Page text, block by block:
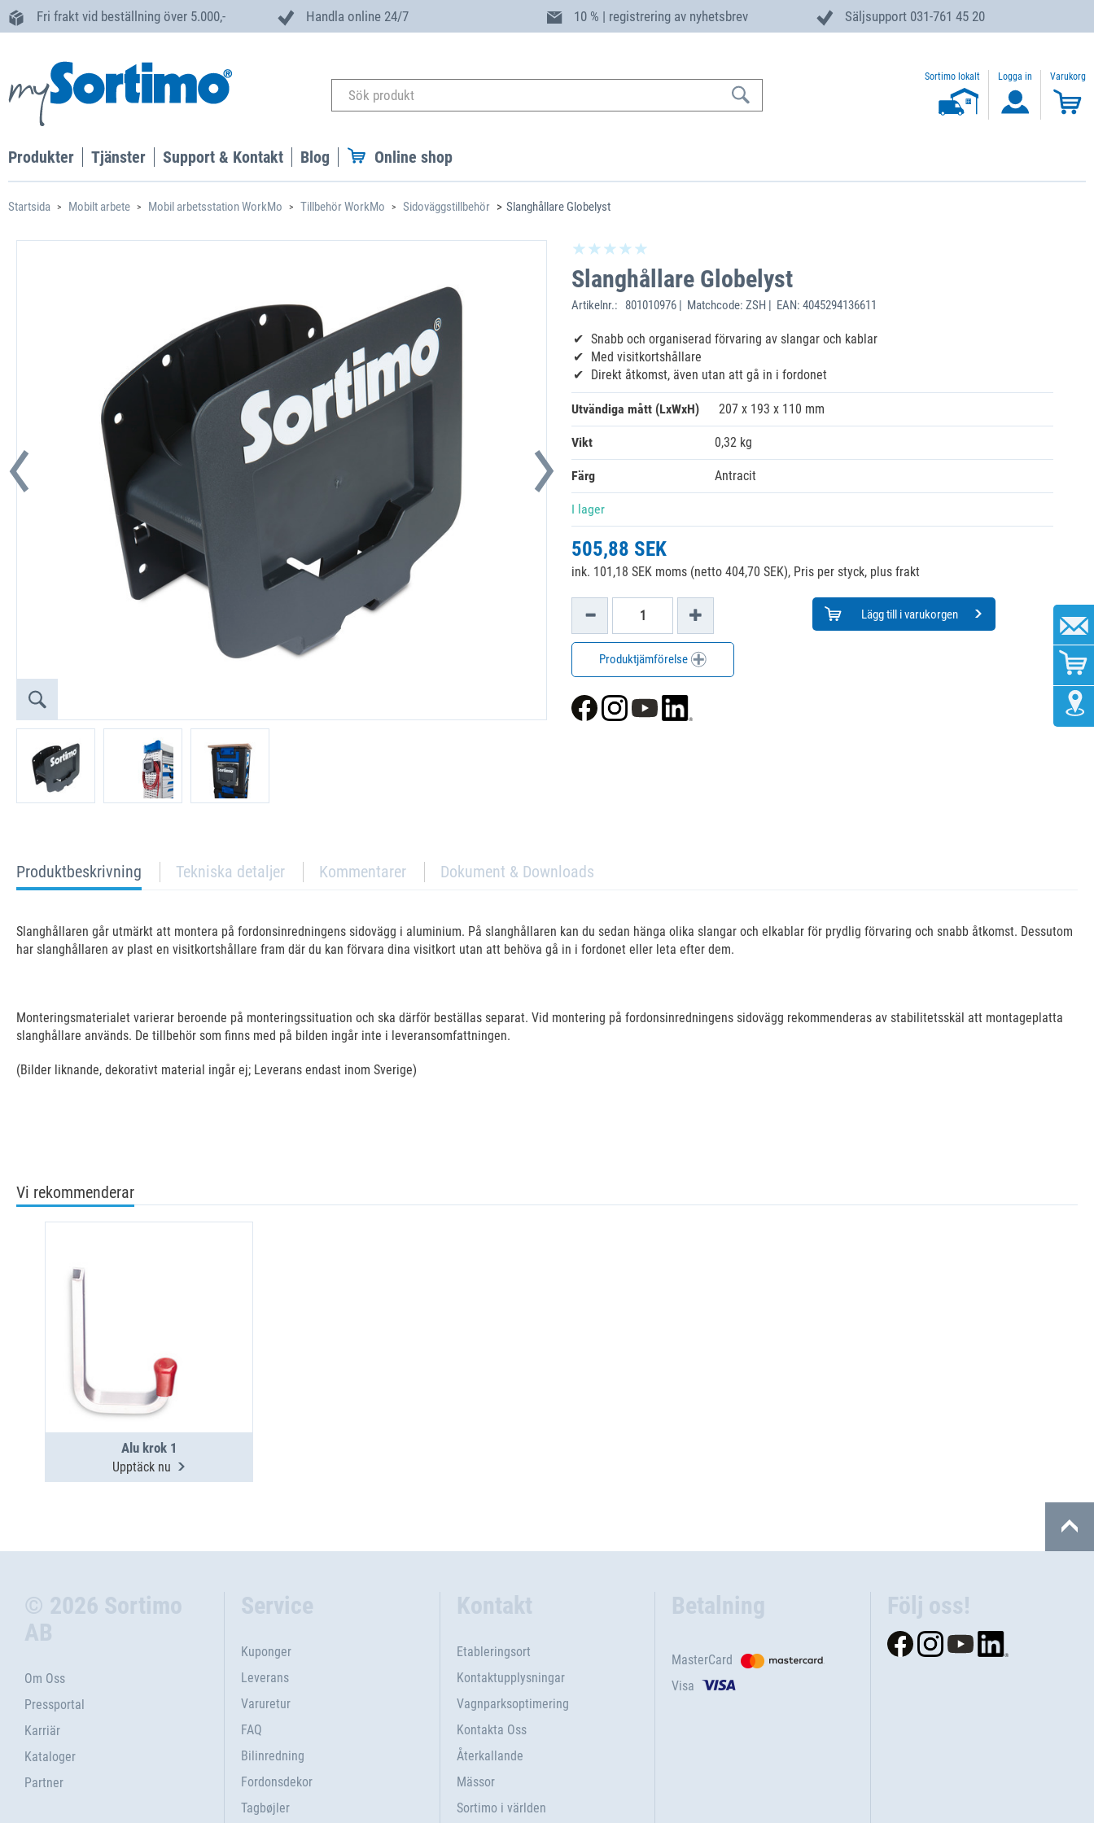
Fri frakt vid beställning över 5.000,- Handla online 24/7 10 % | registrering av nyhetsbrev Säljsupport 031-761 45 20
Sortimo lokalt Logga in Varukorg
Produkter Tjänster Support & Kontakt Blog Online shop
Startsida Mobilt arbete Mobil arbetsstation WorkMo Tillbehör WorkMo Sidoväggstillbehör Slanghållare Globelyst
Slanghållare Globelyst
Artikelnr.: 801010976 | Matchcode: ZSH | EAN: 4045294136611
Snabb och organiserad förvaring av slangar och kablar
Med visitkortshållare
Direkt åtkomst, även utan att gå in i fordonet
Utvändiga mått (LxWxH) 207 x 193 x 110 mm
Vikt 0,32 kg
Färg Antracit
I lager
505,88 SEK
ink. 101,18 SEK moms (netto 404,70 SEK), Pris per styck, plus frakt
Lägg till i varukorgen
Produktjämförelse
current
tab:
Produktbeskrivning Tekniska detaljer Kommentarer Dokument & Downloads
Slanghållaren går utmärkt att montera på fordonsinredningens sidovägg i aluminium. På slanghållaren kan du sedan hänga olika slangar och elkablar för prydlig förvaring och snabb åtkomst. Dessutom
har slanghållaren av plast en visitkortshållare fram där du kan förvara dina visitkort utan att behöva gå in i fordonet eller leta efter dem.
Monteringsmaterialet varierar beroende på monteringssituation och ska därför beställas separat. Vid montering på fordonsinredningens sidovägg rekommenderas av stabilitetsskäl att montageplatta
slanghållare används. De tillbehör som finns med på bilden ingår inte i leveransomfattningen.
(Bilder liknande, dekorativt material ingår ej; Leverans endast inom Sverige)
Vi rekommenderar
Alu krok 1
Upptäck nu
© 2026 Sortimo
AB
Om Oss
Pressportal
Karriär
Kataloger
Partner
Service
Kuponger
Leverans
Varuretur
FAQ
Bilinredning
Fordonsdekor
Tagbøjler
Kontakt
Etableringsort
Kontaktupplysningar
Vagnparksoptimering
Kontakta Oss
Återkallande
Mässor
Sortimo i världen
Betalning
MasterCard
Visa
Följ oss!